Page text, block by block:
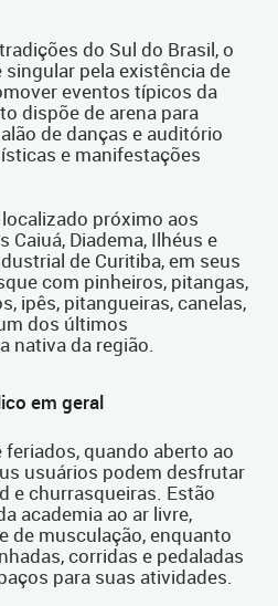
do Sul do Brasil, o
pela existência de
eventos típicos da
dispõe de arena para
de danças e auditório
e manifestações
próximo aos
Diadema, Ilhéus e
de Curitiba, em seus
com pinheiros, pitangas,
ipês, pitangueiras, canelas,
dos últimos
nativa da região.
em geral
quando aberto ao
usuários podem desfrutar
e churrasqueiras. Estão
academia ao ar livre,
de musculação, enquanto
corridas e pedaladas
para suas atividades.